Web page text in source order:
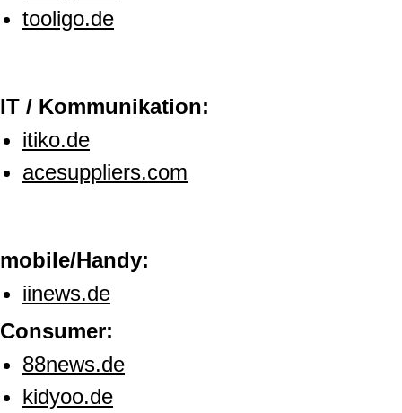
tooligo.de
IT / Kommunikation:
itiko.de
acesuppliers.com
mobile/Handy:
iinews.de
Consumer:
88news.de
kidyoo.de